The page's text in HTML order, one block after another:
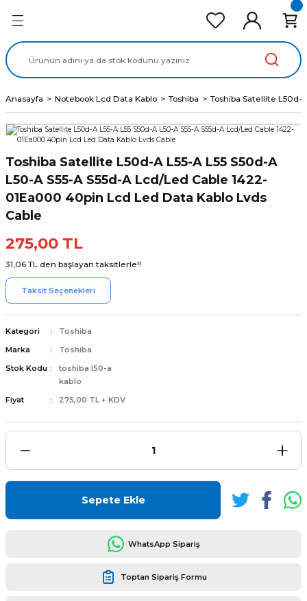
Ekran Panel
Data Kablo
Anasayfa Notebook Lcd Data Kablo Toshiba Toshiba Satellite L50d-
Toshiba Satellite L50d-A L55-A L55 S50d-A
L50-A S55-A S55d-A Lcd/Led Cable 1422-
01Ea000 40pin Lcd Led Data Kablo Lvds
Cable
275,00 TL
31,06 TL den başlayan taksitlerle!!
Taksit Seçenekleri
Kategori
Toshiba
Marka
Toshiba
Stok Kodu
toshiba l50-a
kablo
Fiyat
275,00 TL + KDV
Sepete Ekle
WhatsApp Sipariş
Toptan Sipariş Formu